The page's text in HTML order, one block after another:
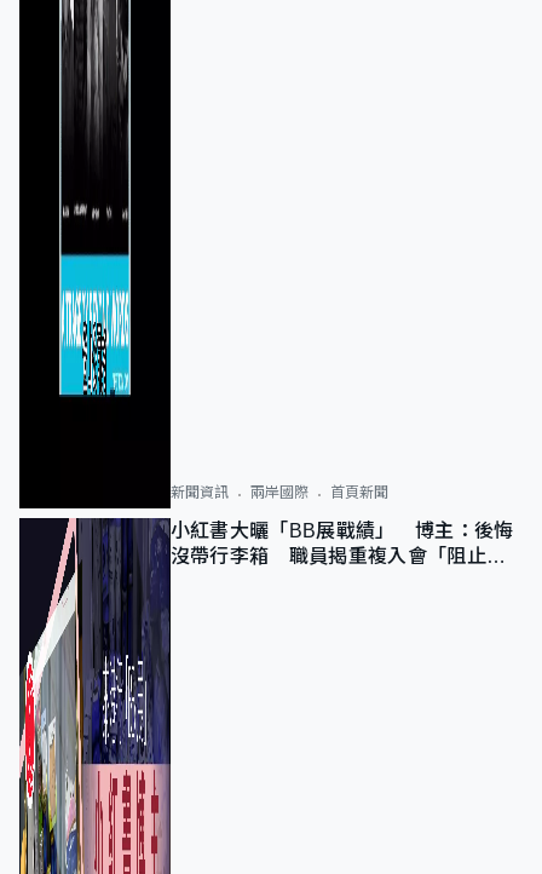
新聞資訊 兩岸國際 首頁新聞
小紅書大曬「BB展戰績」 博主：後悔
沒帶行李箱 職員揭重複入會「阻止唔